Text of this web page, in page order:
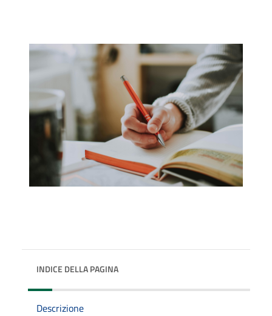
INDICE DELLA PAGINA
Descrizione